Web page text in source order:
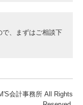
で、まずはご相談下
会計事務所 All Rights